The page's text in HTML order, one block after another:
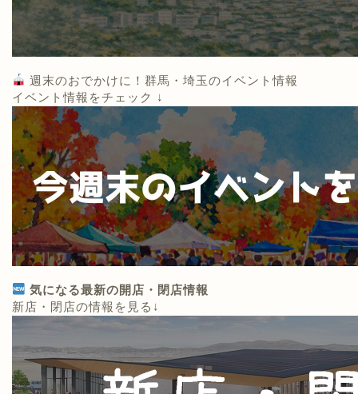
週末のおでかけに！群馬・埼玉のイベント情報
イベント情報をチェック ↓
気になる最新の開店・閉店情報
新店・閉店の情報を見る↓